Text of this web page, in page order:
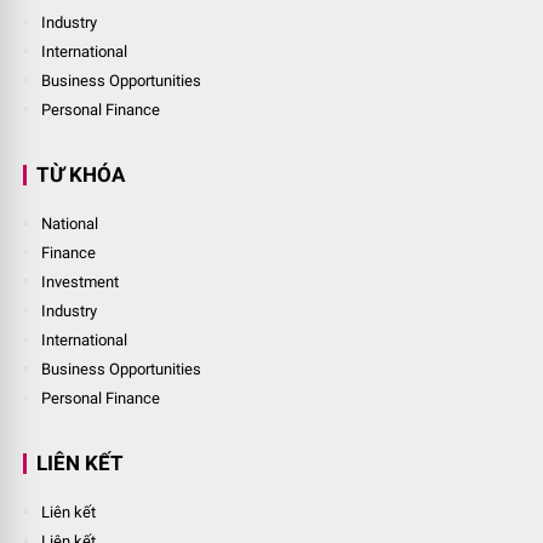
Industry
International
Business Opportunities
Personal Finance
TỪ KHÓA
National
Finance
Investment
Industry
International
Business Opportunities
Personal Finance
LIÊN KẾT
Liên kết